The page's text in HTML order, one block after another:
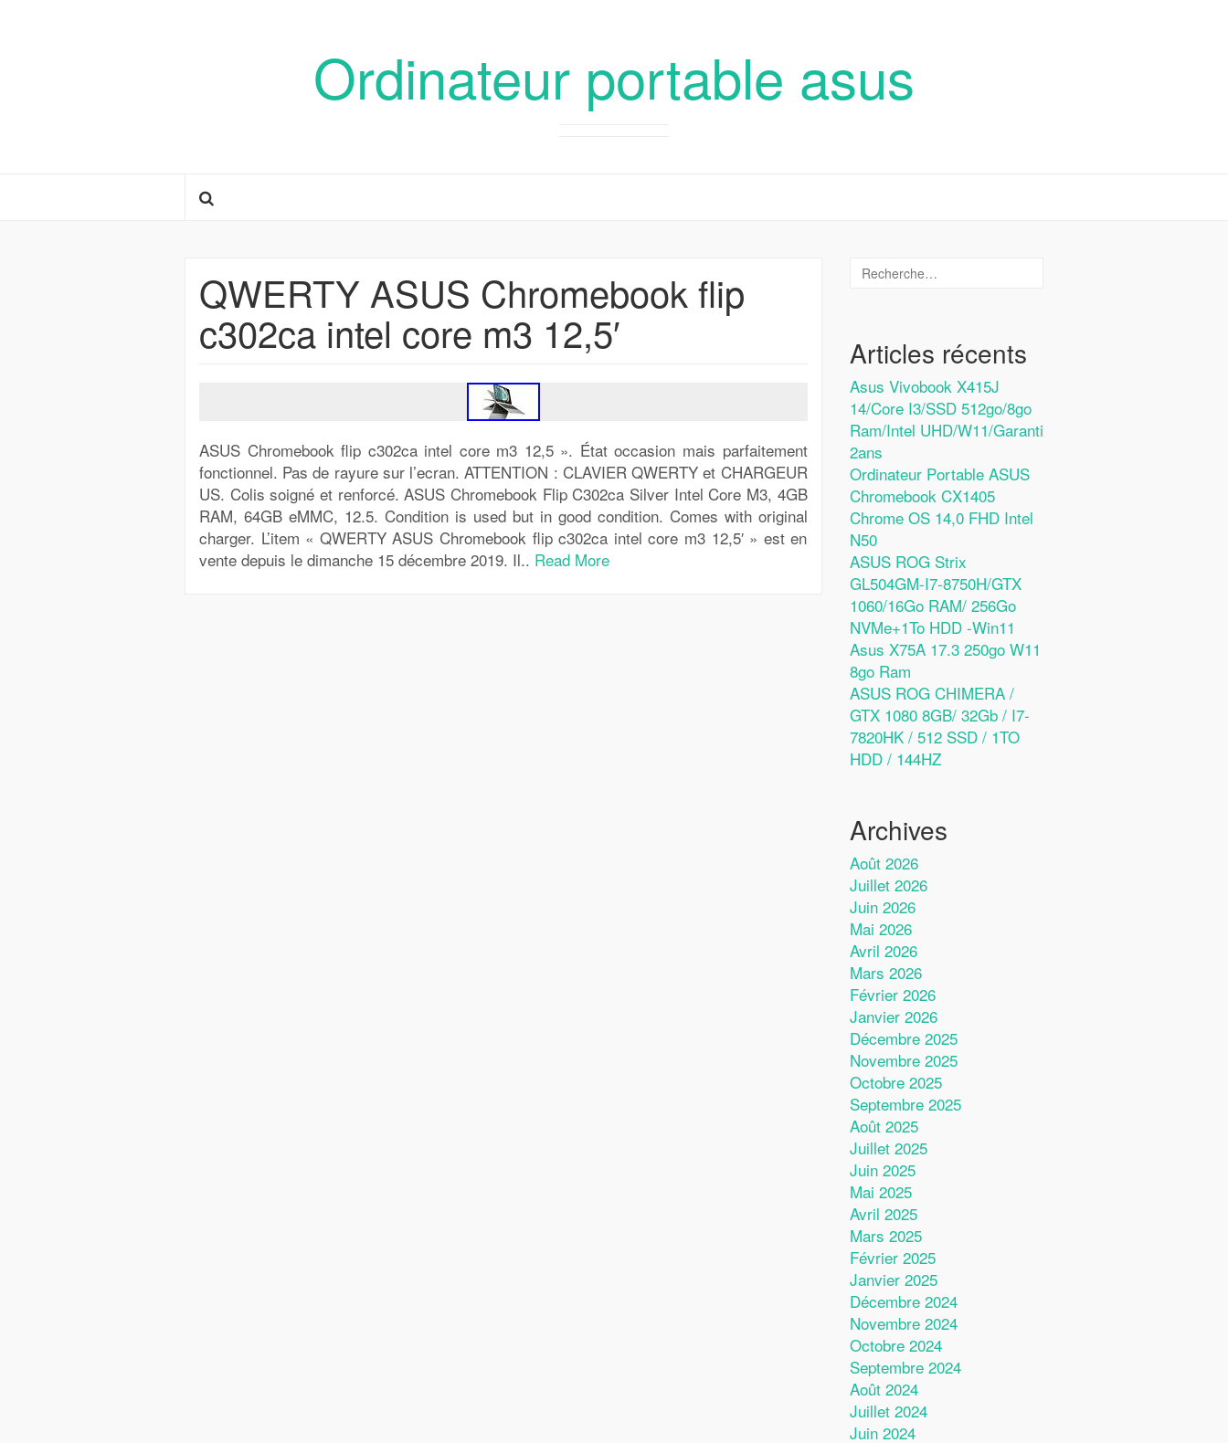
Ordinateur portable asus
QWERTY ASUS Chromebook flip
c302ca intel core m3 12,5′
ASUS Chromebook flip c302ca intel core m3 12,5 ». État occasion mais parfaitement
fonctionnel. Pas de rayure sur l’ecran. ATTENTION : CLAVIER QWERTY et CHARGEUR
US. Colis soigné et renforcé. ASUS Chromebook Flip C302ca Silver Intel Core M3, 4GB
RAM, 64GB eMMC, 12.5. Condition is used but in good condition. Comes with original
charger. L’item « QWERTY ASUS Chromebook flip c302ca intel core m3 12,5′ » est en
vente depuis le dimanche 15 décembre 2019. Il.. Read More
Articles récents
Asus Vivobook X415J
14/Core I3/SSD 512go/8go
Ram/Intel UHD/W11/Garanti
2ans
Ordinateur Portable ASUS
Chromebook CX1405
Chrome OS 14,0 FHD Intel
N50
ASUS ROG Strix
GL504GM-I7-8750H/GTX
1060/16Go RAM/ 256Go
NVMe+1To HDD -Win11
Asus X75A 17.3 250go W11
8go Ram
ASUS ROG CHIMERA /
GTX 1080 8GB/ 32Gb / I7-
7820HK / 512 SSD / 1TO
HDD / 144HZ
Archives
Août 2026
Juillet 2026
Juin 2026
Mai 2026
Avril 2026
Mars 2026
Février 2026
Janvier 2026
Décembre 2025
Novembre 2025
Octobre 2025
Septembre 2025
Août 2025
Juillet 2025
Juin 2025
Mai 2025
Avril 2025
Mars 2025
Février 2025
Janvier 2025
Décembre 2024
Novembre 2024
Octobre 2024
Septembre 2024
Août 2024
Juillet 2024
Juin 2024